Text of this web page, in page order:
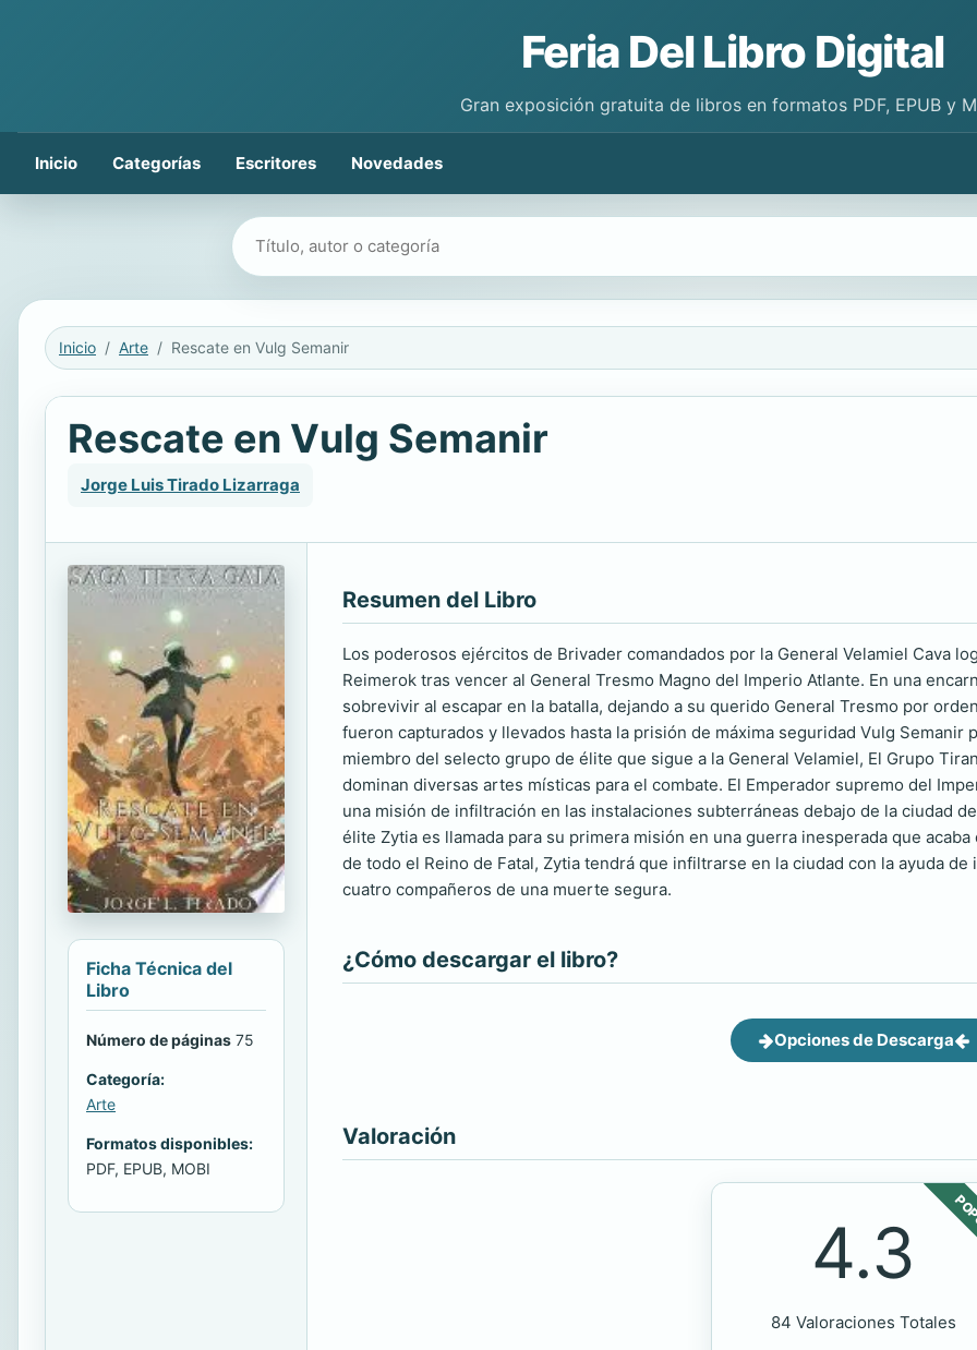
Feria Del Libro Digital
Gran exposición gratuita de libros en formatos PDF, EPUB y
Inicio Categorías Escritores Novedades
Buscar libros
Inicio Arte Rescate en Vulg Semanir
Rescate en Vulg Semanir
Jorge Luis Tirado Lizarraga
Ficha Técnica del
Libro
Número de páginas 75
Categoría:
Arte
Formatos disponibles:
PDF, EPUB, MOBI
Resumen del Libro
Los poderosos ejércitos de Brivader comandados por la General Velamiel Cava
Reimerok tras vencer al General Tresmo Magno del Imperio Atlante. En una
sobrevivir al escapar en la batalla, dejando a su querido General Tresmo por
fueron capturados y llevados hasta la prisión de máxima seguridad Vulg Semanir
miembro del selecto grupo de élite que sigue a la General Velamiel, El Grupo
dominan diversas artes místicas para el combate. El Emperador supremo del
una misión de infiltración en las instalaciones subterráneas debajo de la ciudad
élite Zytia es llamada para su primera misión en una guerra inesperada que
de todo el Reino de Fatal, Zytia tendrá que infiltrarse en la ciudad con la ayuda
cuatro compañeros de una muerte segura.
¿Cómo descargar el libro?
Opciones de Descarga
Valoración
4.3
84 Valoraciones Totales